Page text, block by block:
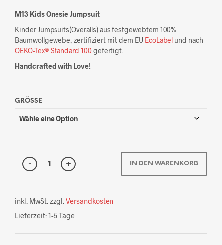
M13 Kids Onesie Jumpsuit
Kinder Jumpsuits(Overalls) aus festgewebtem 100%
Baumwollgewebe, zertifiziert mit dem EU EcoLabel und nach
OEKO-Tex® Standard 100 gefertigt.
Handcrafted with Love!
GRÖSSE
IN DEN WARENKORB
inkl. MwSt. zzgl. Versandkosten
Lieferzeit:1-5 Tage